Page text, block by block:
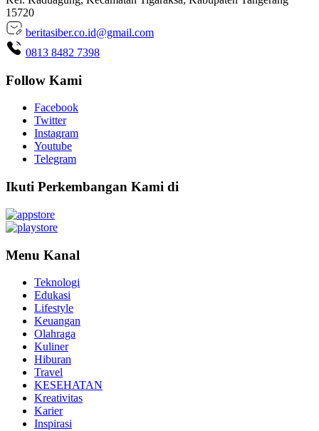
15720
beritasiber.co.id@gmail.com
0813 8482 7398
Follow Kami
Facebook
Twitter
Instagram
Youtube
Telegram
Ikuti Perkembangan Kami di
Menu Kanal
Teknologi
Edukasi
Lifestyle
Keuangan
Olahraga
Kuliner
Hiburan
Travel
KESEHATAN
Kreativitas
Karier
Inspirasi